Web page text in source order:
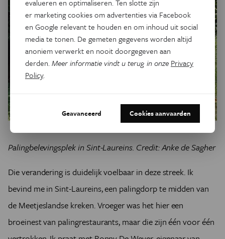
Palingbelevingsplek in Sint-Laureins. Credit: Anke de Sagher
Die verandering is duidelijk voelbaar in deze streek. Ik
bevind me in Sint-Laureins, een palingdorp te midden van
de Meetjeslandse kreken. Vroeger was het hier een
broeinest van palingrestaurants, maar die zijn één voor één
evalueren en optimaliseren. Ten slotte zijn
er marketing cookies om advertenties via Facebook
en Google relevant te houden en om inhoud uit social
media te tonen. De gemeten gegevens worden altijd
anoniem verwerkt en nooit doorgegeven aan
derden.Meer informatie vindt u terug in onze Privacy
Policy.
Geavanceerd Cookies aanvaarden